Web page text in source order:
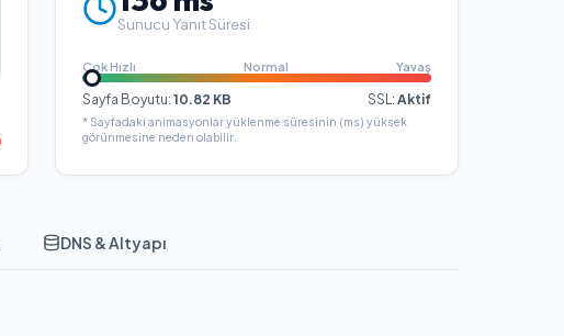
Sunucu Yanıt Süresi
Çok Hızlı Normal Yavaş
Sayfa Boyutu: 10.82 KB SSL: Aktif
* Sayfadaki animasyonlar yüklenme süresinin (ms) yüksek
görünmesine neden olabilir.
DNS & Altyapı